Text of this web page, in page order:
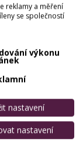
s příjemnou
je vysoká
ruce
a vyzkoušejte
uvolňuje a
reklamy a měření
se společností
výkonu
nastavení
nastavení